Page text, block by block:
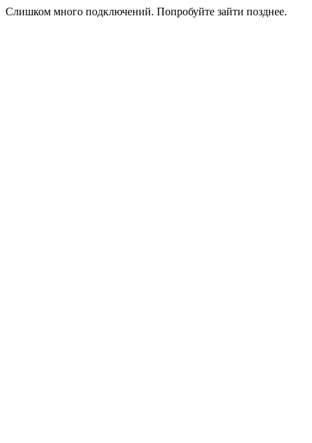
Слишком много подключений. Попробуйте зайти позднее.